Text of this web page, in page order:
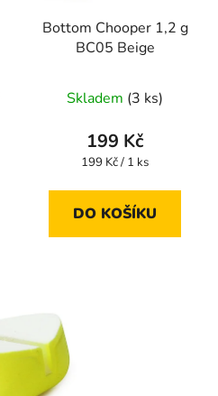
Bottom Chooper 1,2 g
BC05 Beige
Skladem (3 ks)
199 Kč
Měrná
199 Kč / 1 ks
DO KOŠÍKU